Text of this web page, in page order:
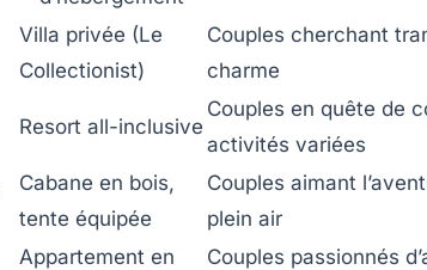
Villa privée (Le
Collectionist)
Couples cherchant
charme
Resort all-inclusive
Couples en quête de
activités variées
Cabane en bois,
tente équipée
Couples aimant
plein air
Appartement en
Couples passionnés